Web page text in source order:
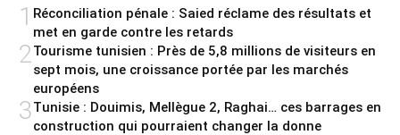
1 Réconciliation pénale : Saied réclame des résultats et
met en garde contre les retards
2 Tourisme tunisien : Près de 5,8 millions de visiteurs en
sept mois, une croissance portée par les marchés
européens
3Tunisie : Douimis, Mellègue 2, Raghai… ces barrages en
construction qui pourraient changer la donne